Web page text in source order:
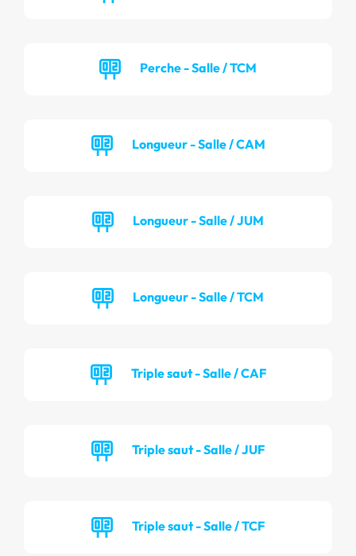
Perche - Salle / TCM
Longueur - Salle / CAM
Longueur - Salle / JUM
Longueur - Salle / TCM
Triple saut - Salle / CAF
Triple saut - Salle / JUF
Triple saut - Salle / TCF